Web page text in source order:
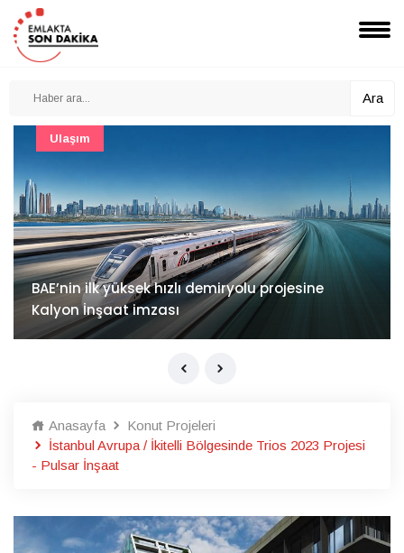
Ara
Mimarlık ve mühendislik projeleri e-PYS ile dijital
ortama taşınacak
Güncel
Anasayfa
Konut Projeleri
İstanbul Avrupa / İkitelli Bölgesinde Trios 2023 Projesi
- Pulsar İnşaat